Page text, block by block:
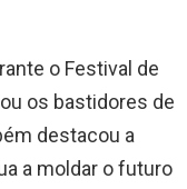
o Festival de
os bastidores de
destacou a
a moldar o futuro